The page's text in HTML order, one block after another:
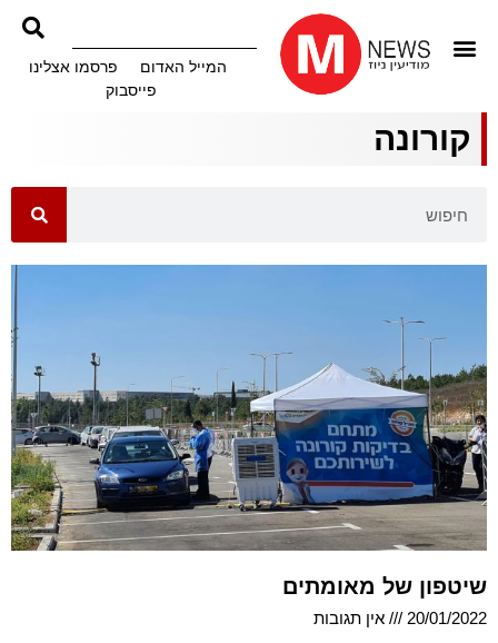
המייל האדום
פרסמו אצלינו
פייסבוק
קורונה
שיטפון של מאומתים
20/01/2022
אין תגובות